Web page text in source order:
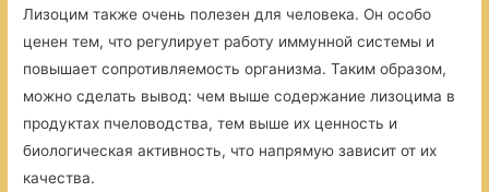
Лизоцим также очень полезен для человека. Он особо
ценен тем, что регулирует работу иммунной системы и
повышает сопротивляемость организма. Таким образом,
можно сделать вывод: чем выше содержание лизоцима в
продуктах пчеловодства, тем выше их ценность и
биологическая активность, что напрямую зависит от их
качества.